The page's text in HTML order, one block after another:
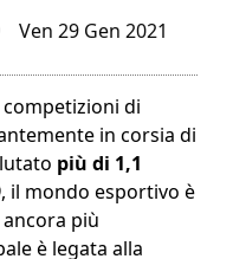
Ven 29 Gen 2021
competizioni di
in corsia di
più di 1,1
, il mondo esportivo è
più
è legata alla